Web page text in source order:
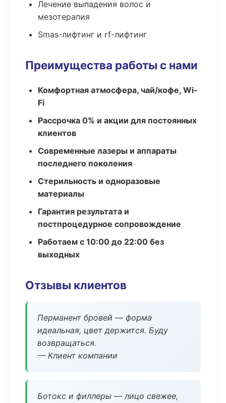
Лечение выпадения волос и
мезотерапия
Smas-лифтинг и rf-лифтинг
Преимущества работы с нами
Комфортная атмосфера, чай/кофе, Wi-
Fi
Рассрочка 0% и акции для постоянных
клиентов
Современные лазеры и аппараты
последнего поколения
Стерильность и одноразовые
материалы
Гарантия результата и
постпроцедурное сопровождение
Работаем с 10:00 до 22:00 без
выходных
Отзывы клиентов
Перманент бровей — форма
идеальная, цвет держится. Буду
возвращаться.
— Клиент компании
Ботокс и филлеры — лицо свежее,